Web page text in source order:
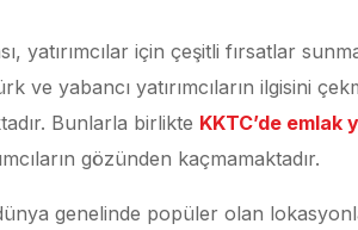
yatırımcılar için çeşitli fırsatlar
ve yabancı yatırımcıların ilgisini
Bunlarla birlikte KKTC’de emlak
gözünden kaçmamaktadır.
genelinde popüler olan